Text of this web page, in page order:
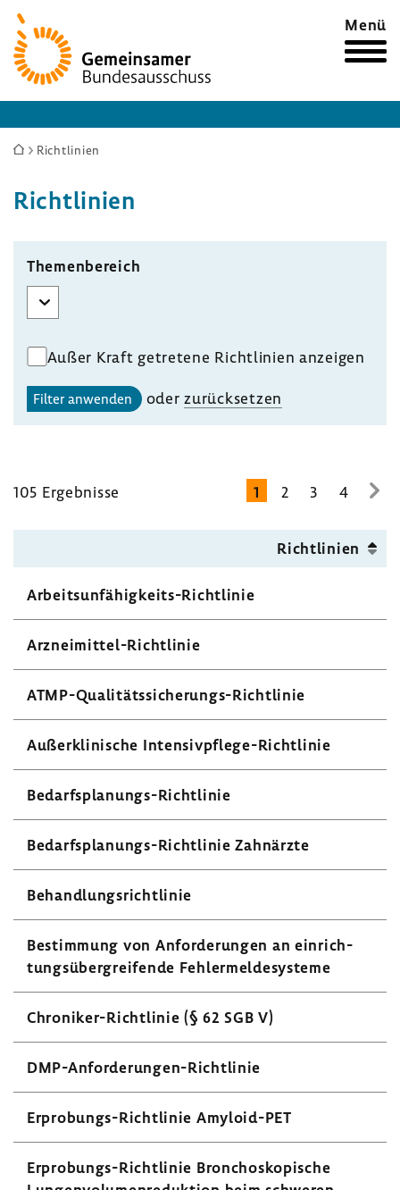
Zur
Startseite
Menü
Sie
hier:
Richtlinien
Richt­li­nien
Themenbereich
Außer Kraft getretene Richtlinien anzeigen
Filter anwenden oderzurück­setzen
105 Ergeb­nisse 1 2 3 4
zur
Richt­li­nien
Arbeitsunfähigkeits-​Richtlinie
Arzneimittel-​Richtlinie
ATMP-​Qualitätssicherungs-Richtlinie
Außer­kli­ni­sche Intensivpflege-​Richtlinie
Bedarfsplanungs-​Richtlinie
Bedarfsplanungs-​Richtlinie Zahn­ärzte
Behand­lungs­richt­linie
Bestim­mung von Anfor­de­rungen an einrich­
tungs­über­grei­fende Fehler­mel­de­sys­teme
Chroniker-​Richtlinie (§ 62 SGB V)
DMP-​Anforderungen-Richtlinie
Erprobungs-​Richtlinie Amyloid-​PET
Erprobungs-​Richtlinie Bron­cho­sko­pi­sche